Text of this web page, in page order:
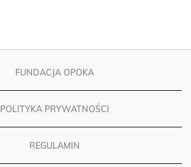
FUNDACJA OPOKA
POLITYKA PRYWATNOŚCI
REGULAMIN